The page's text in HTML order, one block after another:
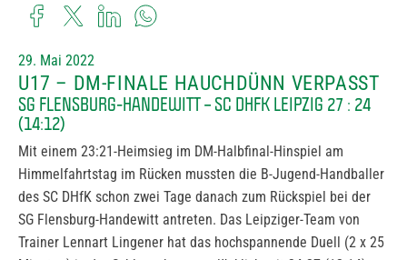
29. Mai 2022
U17 – DM-FINALE HAUCHDÜNN VERPASST
SG FLENSBURG-HANDEWITT – SC DHFK LEIPZIG 27 : 24
(14:12)
Mit einem 23:21-Heimsieg im DM-Halbfinal-Hinspiel am
Himmelfahrtstag im Rücken mussten die B-Jugend-Handballer
des SC DHfK schon zwei Tage danach zum Rückspiel bei der
SG Flensburg-Handewitt antreten. Das Leipziger-Team von
Trainer Lennart Lingener hat das hochspannende Duell (2 x 25